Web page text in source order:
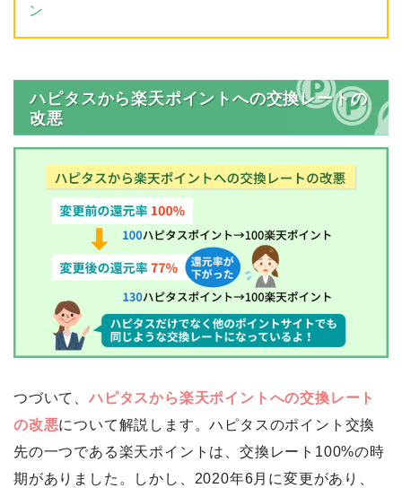
ン
ハピタスから楽天ポイントへの交換レートの
改悪
つづいて、ハピタスから楽天ポイントへの交換レート
の改悪について解説します。ハピタスのポイント交換
先の一つである楽天ポイントは、交換レート100%の時
期がありました。しかし、2020年6月に変更があり、